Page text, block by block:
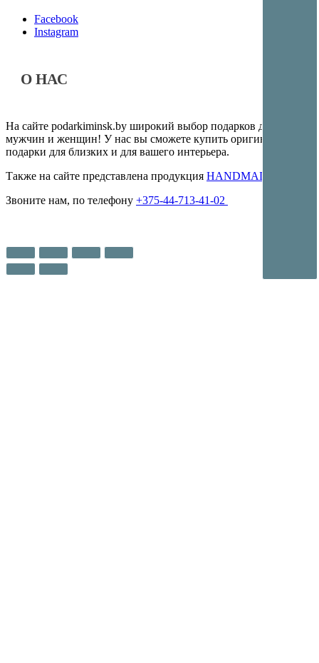
Facebook
Instagram
О НАС
На сайте podarkiminsk.by широкий выбор подарков для
мужчин и женщин! У нас вы сможете купить оригинальные
подарки для близких и для вашего интерьера.
Также на сайте представлена продукция HANDMADE
Звоните нам, по телефону +375-44-713-41-02